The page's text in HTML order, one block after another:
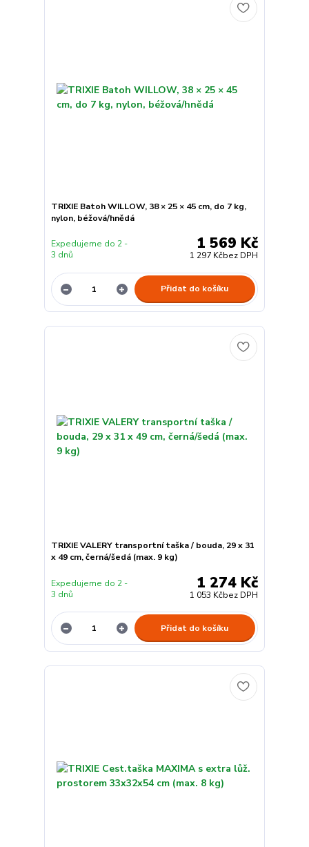
TRIXIE Batoh WILLOW, 38 × 25 × 45 cm, do 7 kg,
nylon, béžová/hnědá
1 569 Kč
1 297 Kčbez DPH
Expedujeme do 2 -
3 dnů
Přidat do košíku
TRIXIE VALERY transportní taška / bouda, 29 x 31
x 49 cm, černá/šedá (max. 9 kg)
1 274 Kč
1 053 Kčbez DPH
Expedujeme do 2 -
3 dnů
Přidat do košíku